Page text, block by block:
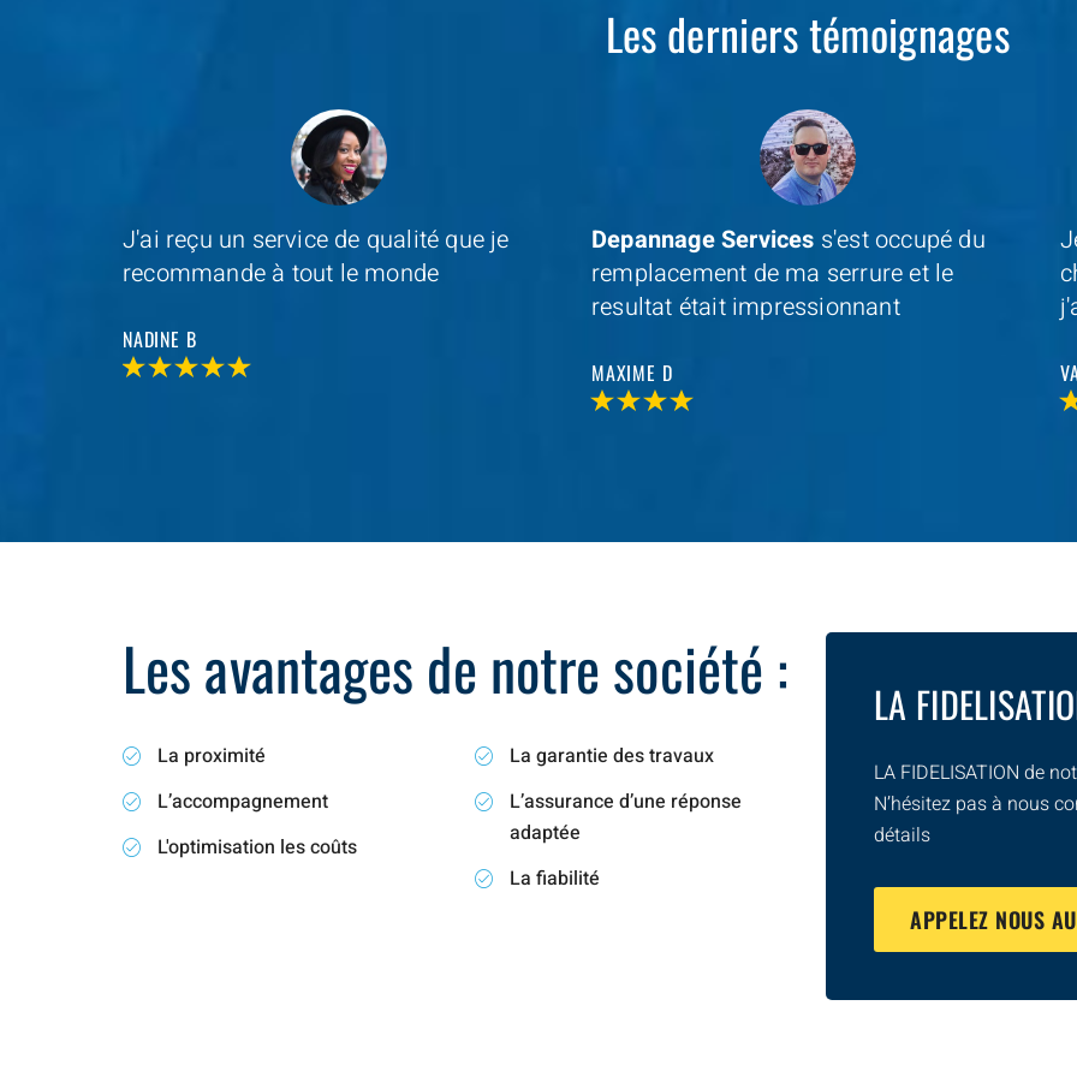
Les derniers témoignages
Depannage Servicess'est occupé du
remplacement de ma serrure et le
MAXIME D
Je cherchais un professionel à coté de
chez moi et avecDepannage Services
j'ai trouvé et je n'ai pas été decu
VALERIE V
Les avantages de notre société :
La proximité
L’accompagnement
L'optimisation les coûts
La garantie des travaux
L’assurance d’une réponse
adaptée
La fiabilité
LA
LA FIDELISATION de
N’hésitez pas à nous
détails
APPELEZ NOUS AU